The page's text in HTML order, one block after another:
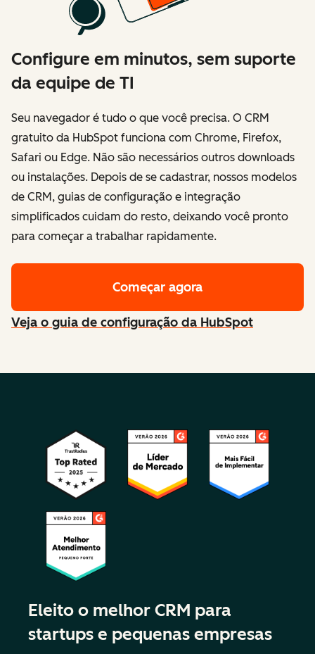
Configure em minutos, sem suporte
da equipe de TI
Seu navegador é tudo o que você precisa. O CRM
gratuito da HubSpot funciona com Chrome, Firefox,
Safari ou Edge. Não são necessários outros downloads
ou instalações. Depois de se cadastrar, nossos modelos
de CRM, guias de configuração e integração
simplificados cuidam do resto, deixando você pronto
para começar a trabalhar rapidamente.
Começar agora
Veja o guia de configuração da HubSpot
Eleito o melhor CRM para
startups e pequenas empresas